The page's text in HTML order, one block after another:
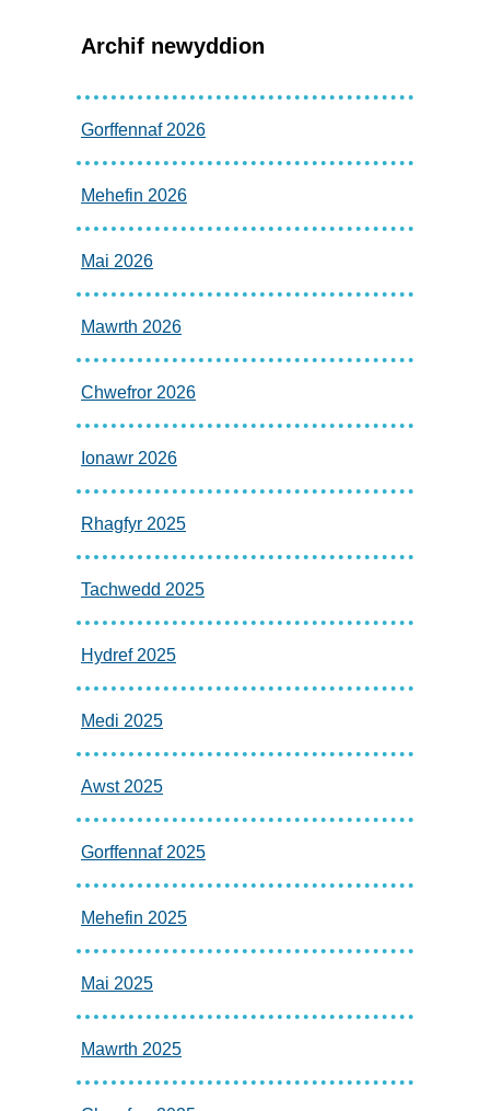
Archif newyddion
Gorffennaf 2026
Mehefin 2026
Mai 2026
Mawrth 2026
Chwefror 2026
Ionawr 2026
Rhagfyr 2025
Tachwedd 2025
Hydref 2025
Medi 2025
Awst 2025
Gorffennaf 2025
Mehefin 2025
Mai 2025
Mawrth 2025